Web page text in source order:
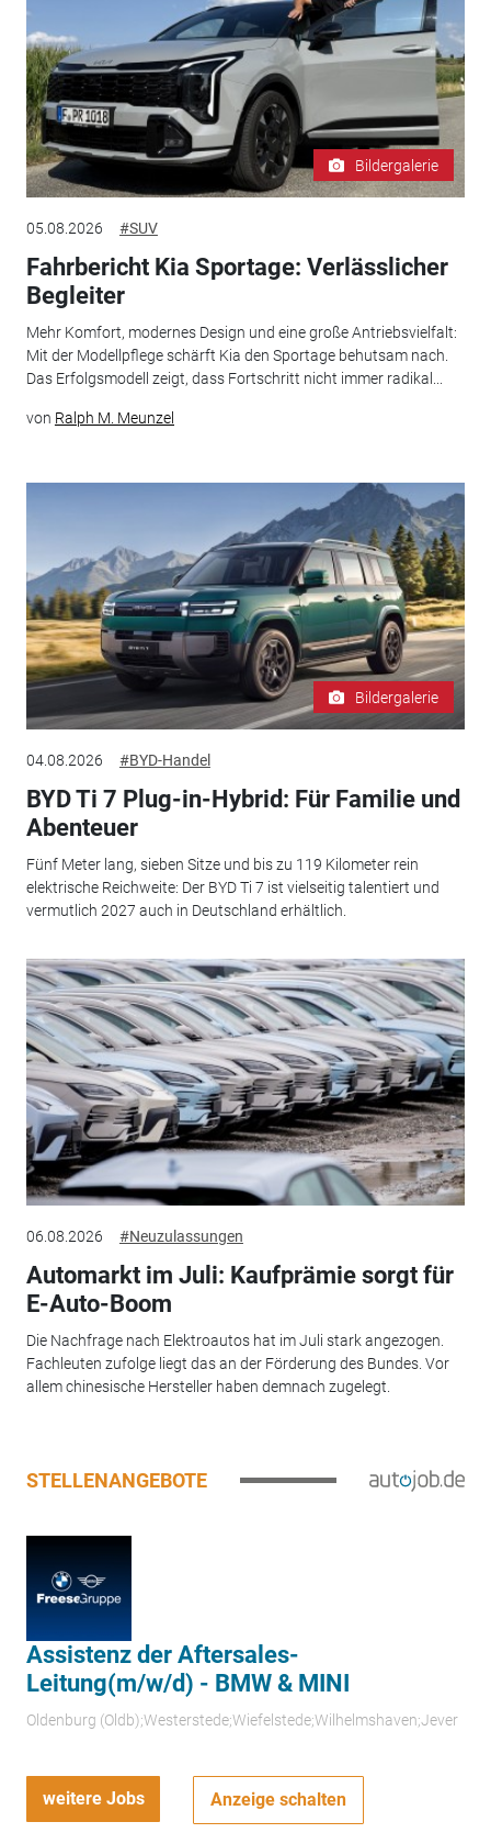
Bildergalerie
05.08.2026 #SUV
Fahrbericht Kia Sportage: Verlässlicher
Begleiter
Mehr Komfort, modernes Design und eine große Antriebsvielfalt:
Mit der Modellpflege schärft Kia den Sportage behutsam nach.
Das Erfolgsmodell zeigt, dass Fortschritt nicht immer radikal...
von Ralph M. Meunzel
Bildergalerie
04.08.2026 #BYD-Handel
BYD Ti 7 Plug-in-Hybrid: Für Familie und
Abenteuer
Fünf Meter lang, sieben Sitze und bis zu 119 Kilometer rein
elektrische Reichweite: Der BYD Ti 7 ist vielseitig talentiert und
vermutlich 2027 auch in Deutschland erhältlich.
06.08.2026 #Neuzulassungen
Automarkt im Juli: Kaufprämie sorgt für
E-Auto-Boom
Die Nachfrage nach Elektroautos hat im Juli stark angezogen.
Fachleuten zufolge liegt das an der Förderung des Bundes. Vor
allem chinesische Hersteller haben demnach zugelegt.
STELLENANGEBOTE
Assistenz der Aftersales-
Leitung(m/w/d) - BMW & MINI
Oldenburg (Oldb);Westerstede;Wiefelstede;Wilhelmshaven;Jever
weitere Jobs Anzeige schalten